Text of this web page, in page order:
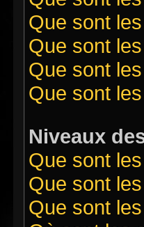
Que sont
Que sont
Que sont
Que sont
Niveaux
Que sont
Que sont
Que sont